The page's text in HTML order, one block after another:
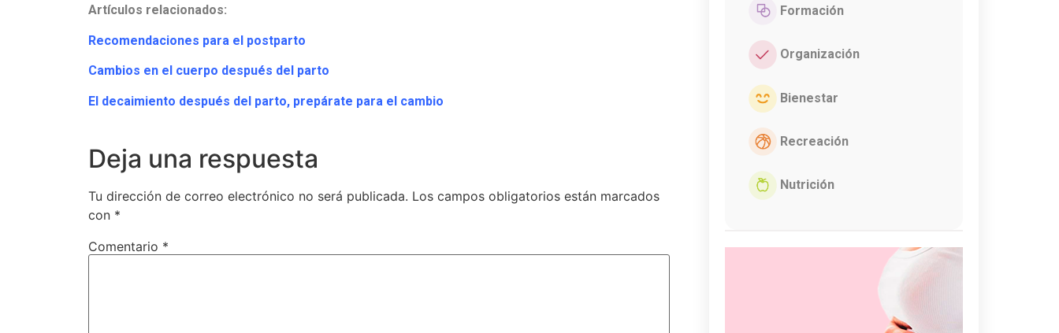
Artículos relacionados:
Recomendaciones para el postparto
Cambios en el cuerpo después del parto
El decaimiento después del parto, prepárate para el cambio
Deja una respuesta
Tu dirección de correo electrónico no será publicada. Los campos obligatorios están marcados
con *
Comentario *
Formación
Organización
Bienestar
Recreación
Nutrición